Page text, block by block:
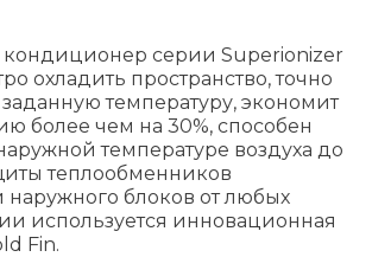
серии Superionizer
охладить пространство, точно
температуру, экономит
более чем на 30%, способен
температуре воздуха до
теплообменников
наружного блоков от любых
используется инновационная
Fin.